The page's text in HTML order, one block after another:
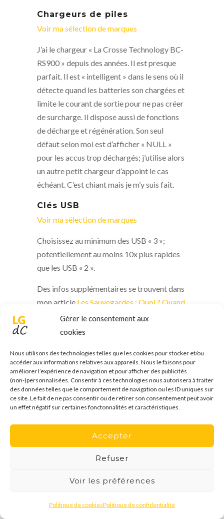
Gérer le consentement aux
cookies
Nous utilisons des technologies telles que les cookies pour stocker et/ou
accéder aux informations relatives aux appareils. Nous le faisons pour
améliorer l’expérience de navigation et pour afficher des publicités
(non-)personnalisées. Consentir à ces technologies nous autorisera à traiter
des données telles que le comportement de navigation ou les ID uniques sur
ce site. Le fait de ne pas consentir ou de retirer son consentement peut avoir
un effet négatif sur certaines fonctonnalités et caractéristiques.
Accepter
Refuser
Voir les préférences
Politique de cookiesPolitique de confidentialité
Chargeurs de piles
Voir ma sélection de marques
J’ai le chargeur « La Crosse Technology BC-
RS900 » depuis des années. Il est presque
parfait. Il est « intelligent » dans le sens où il
détecte quand les batteries son chargées et
limite le courant de sortie pour ne pas créer
de surcharge. Il dispose aussi de fonctions
de décharge et régénération. Son seul
défaut selon moi est d’afficher « NULL »
pour les accus trop déchargés; j’utilise alors
un autre petit chargeur d’appoint le cas
échéant. C’est chiant mais je m’y suis fait.
Clés USB
Voir ma sélection de marques
Choisissez au minimum des USB « 3 »;
potentiellement au moins 10x plus rapides
que les USB « 2 ».
Des infos supplémentaires se trouvent dans
mon article Les Sauvegardes : Quoi ? Quand
? Comment ? Où ?.
Disques durs externes USB
Voir ma sélection de marques
Perso je préfère assembler moi-même mes
disques durs externes en achetant un disque
dur « interne » et un boîtier USB, car parfois
seul l’un des deux tombe en panne sur les
« disques tout faits », et ces derniers sont
rarement démontables, contrairement à un
des USB « 3 »; potentiellement au moins 10x
plus rapides que les USB « 2 »).